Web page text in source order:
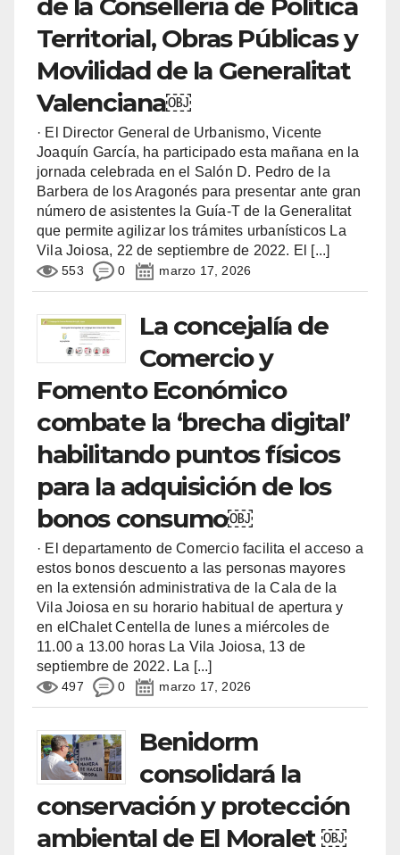
Territorial, Obras Públicas y
Movilidad de la Generalitat
Valenciana￼
· El Director General de Urbanismo, Vicente
Joaquín García, ha participado esta mañana en la
jornada celebrada en el Salón D. Pedro de la
Barbera de los Aragonés para presentar ante gran
número de asistentes la Guía-T de la Generalitat
que permite agilizar los trámites urbanísticos La
Vila Joiosa, 22 de septiembre de 2022. El [...]
553 0 marzo 17, 2026
La concejalía de
Comercio y
Fomento Económico
combate la ‘brecha digital’
habilitando puntos físicos
para la adquisición de los
bonos consumo￼
· El departamento de Comercio facilita el acceso a
estos bonos descuento a las personas mayores
en la extensión administrativa de la Cala de la
Vila Joiosa en su horario habitual de apertura y
en elChalet Centella de lunes a miércoles de
11.00 a 13.00 horas La Vila Joiosa, 13 de
septiembre de 2022. La [...]
497 0 marzo 17, 2026
Benidorm
consolidará la
conservación y protección
ambiental de El Moralet ￼